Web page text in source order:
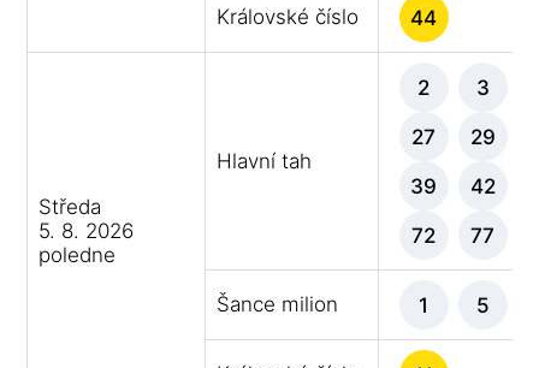
Královské číslo 44
Středa
5. 8. 2026
poledne
Hlavní tah
2 3
27 29
39 42
72 77
Šance milion 1 5